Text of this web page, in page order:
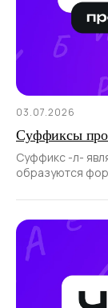
03.07.2026
Суффиксы
Суффикс -л-
образуются